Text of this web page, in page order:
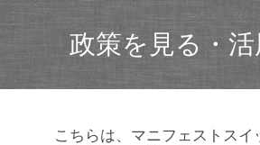
政策を見る・活
こちらは、マニフェストスイ